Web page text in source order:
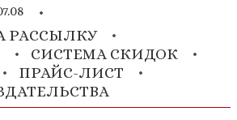
РАССЫЛКУ
СИСТЕМА СКИДОК
ПРАЙС-ЛИСТ